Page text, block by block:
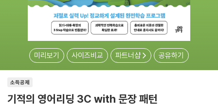
미리보기 사이즈비교 파트너샵 공유하기
소득공제
기적의 영어리딩 3C with 문장 패턴